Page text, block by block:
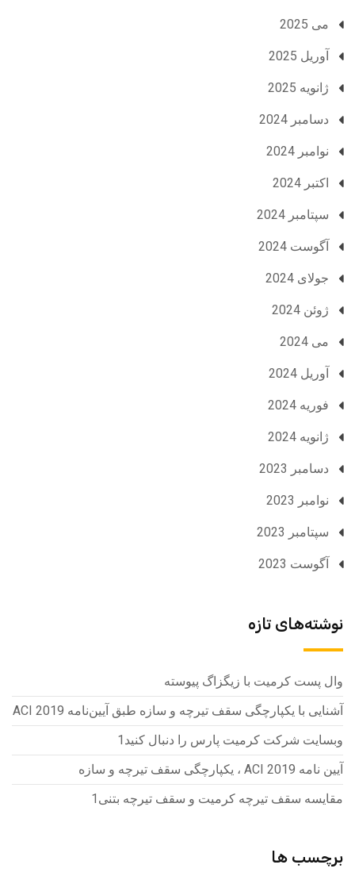
می 2025
آوریل 2025
ژانویه 2025
دسامبر 2024
نوامبر 2024
اکتبر 2024
سپتامبر 2024
آگوست 2024
جولای 2024
ژوئن 2024
می 2024
آوریل 2024
فوریه 2024
ژانویه 2024
دسامبر 2023
نوامبر 2023
سپتامبر 2023
آگوست 2023
نوشته‌های تازه
وال پست کرمیت با زیگزاگ پیوسته
آشنایی با یکپارچگی سقف تیرچه و سازه طبق آیین‌نامه ACI 2019
وبسایت شرکت کرمیت پارس را دنبال کنید1
آیین نامه ACI 2019 ، یکپارچگی سقف تیرچه و سازه
مقایسه سقف تیرچه کرمیت و سقف تیرچه بتنی1
برچسب ها